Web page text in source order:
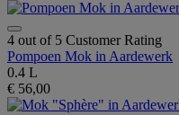
4 out of 5 Customer Rating
Pompoen Mok in Aardewerk
0.4 L
€ 56,00